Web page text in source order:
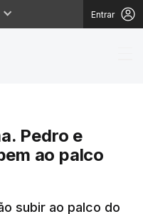
Entrar
Pedro e
ao palco
subir ao palco do